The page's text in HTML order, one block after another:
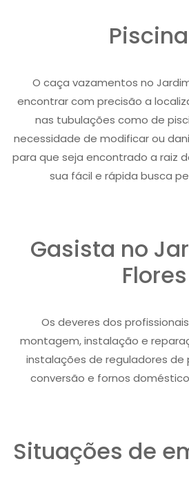
O caça vazamentos no
encontrar com precisão a
nas tubulações como de
necessidade de modificar ou
para que seja encontrado a raiz
sua fácil e rápida busca
Gasista no
Flores
Os deveres dos
montagem, instalação e
instalações de reguladores de
conversão e fornos
Situações de